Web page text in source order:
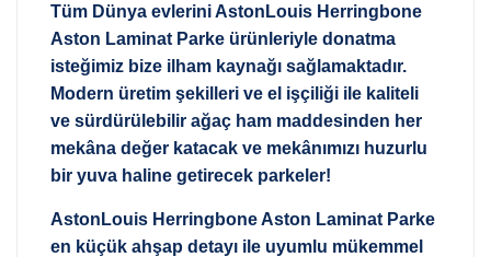
Tüm Dünya evlerini AstonLouis Herringbone
Aston Laminat Parke ürünleriyle donatma
isteğimiz bize ilham kaynağı sağlamaktadır.
Modern üretim şekilleri ve el işçiliği ile kaliteli
ve sürdürülebilir ağaç ham maddesinden her
mekâna değer katacak ve mekânımızı huzurlu
bir yuva haline getirecek parkeler!
AstonLouis Herringbone Aston Laminat Parke
en küçük ahşap detayı ile uyumlu mükemmel